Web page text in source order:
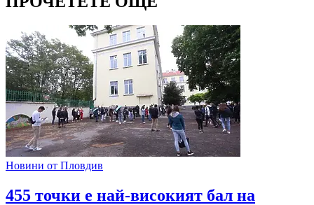
Новини от Пловдив
455 точки е най-високият бал на